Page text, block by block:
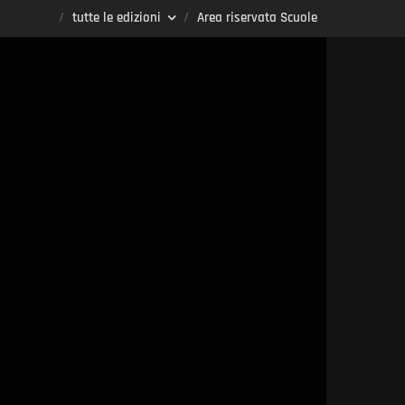
tutte le edizioni Area riservata Scuole